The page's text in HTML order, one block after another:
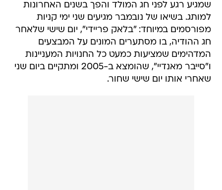
שמגיע רגע לפני חג המולד והפך בשנים האחרונות
למותג. בשיאו של נובמבר מגיעים שני ימי קניות
מפורסמים במיוחד: "בלאק פריידי", יום שישי שלאחר
חג ההודיה, בו מסתערים המונים על המבצעים
המדהימים שמציעות כמעט כל החנויות המעניינות
ו"סייבר מאנדיי", שהומצא ב-2005 ומתקיים ביום שני
שאחרי אותו יום שישי שחור.